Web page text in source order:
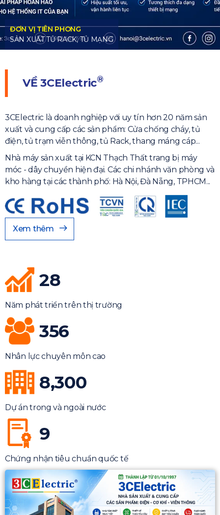
VỀ3CElectric®
3CElectric là doanh nghiệp với uy tín hơn 20 năm sản
xuất và cung cấp các sản phẩm: Cửa chống cháy, tủ
điện, tủ trạm viễn thông, tủ Rack, thang máng cáp...
Nhà máy sản xuất tại KCN Thạch Thất trang bị máy
móc - dây chuyền hiện đại. Các chi nhánh văn phòng và
kho hàng tại các thành phố: Hà Nội, Đà Nẵng, TPHCM...
Xem thêm
28
Năm phát triển trên thị trường
356
Nhân lực chuyên môn cao
8,300
Dự án trong và ngoài nước
9
Chứng nhận tiêu chuẩn quốc tế